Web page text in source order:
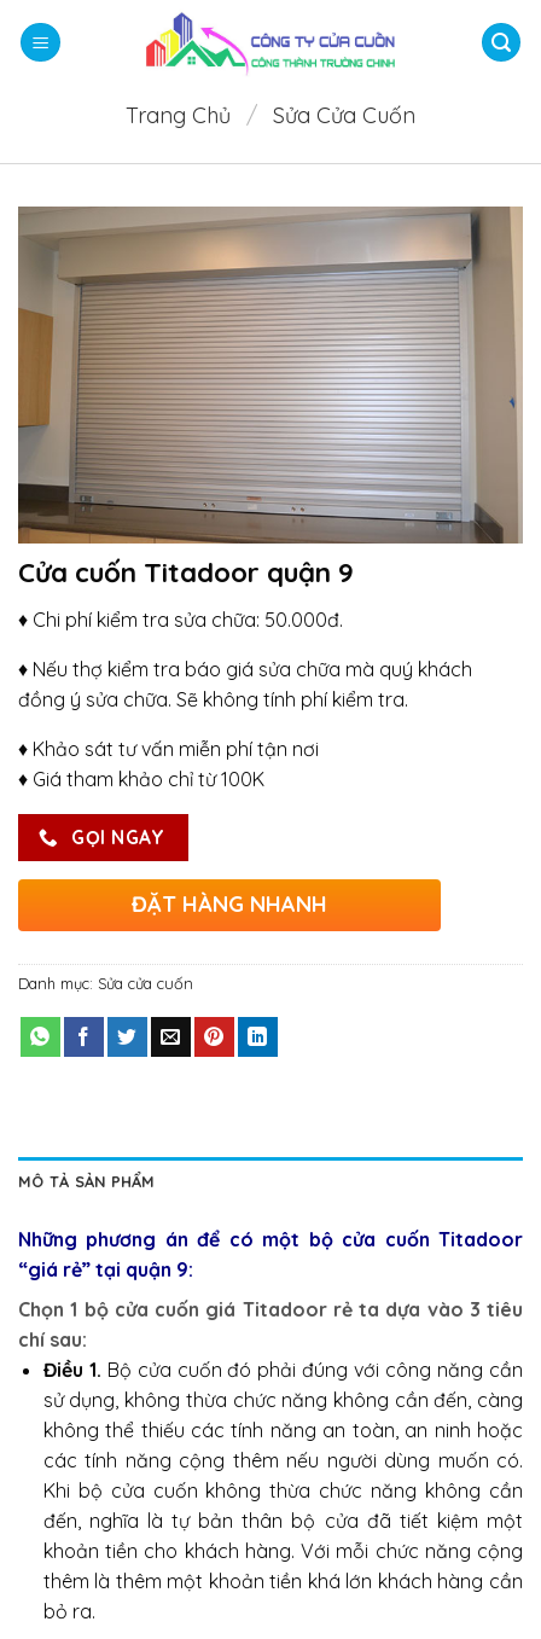
qua
Trang Chủ / Sửa Cửa Cuốn
Cửa cuốn Titadoor quận 9
♦ Chi phí kiểm tra sửa chữa: 50.000đ.
♦ Nếu thợ kiểm tra báo giá sửa chữa mà quý khách
đồng ý sửa chữa. Sẽ không tính phí kiểm tra.
♦ Khảo sát tư vấn miễn phí tận nơi
♦ Giá tham khảo chỉ từ 100K
GỌI NGAY
ĐẶT HÀNG NHANH
Danh mục: Sửa cửa cuốn
MÔ TẢ SẢN PHẨM
Những phương án để có một bộ cửa cuốn Titadoor
“giá rẻ” tại quận 9:
Chọn 1 bộ cửa cuốn giá Titadoor rẻ ta dựa vào 3 tiêu
chí sau:
Điều 1. Bộ cửa cuốn đó phải đúng với công năng cần
sử dụng, không thừa chức năng không cần đến, càng
không thể thiếu các tính năng an toàn, an ninh hoặc
các tính năng cộng thêm nếu người dùng muốn có.
Khi bộ cửa cuốn không thừa chức năng không cần
đến, nghĩa là tự bản thân bộ cửa đã tiết kiệm một
khoản tiền cho khách hàng. Với mỗi chức năng cộng
thêm là thêm một khoản tiền khá lớn khách hàng cần
bỏ ra.